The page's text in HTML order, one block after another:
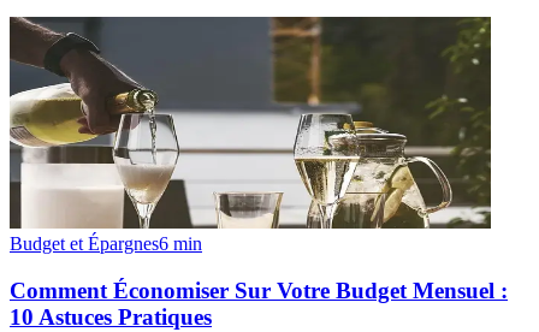
Budget et Épargnes6 min
Comment Économiser Sur Votre Budget Mensuel :
10 Astuces Pratiques